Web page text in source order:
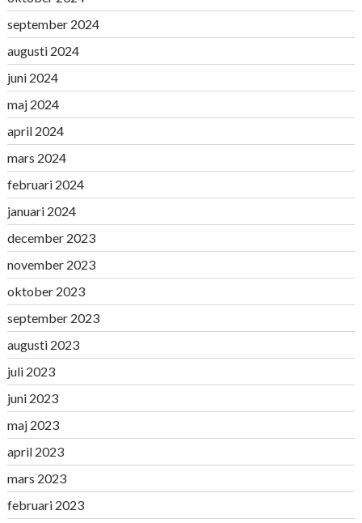
september 2024
augusti 2024
juni 2024
maj 2024
april 2024
mars 2024
februari 2024
januari 2024
december 2023
november 2023
oktober 2023
september 2023
augusti 2023
juli 2023
juni 2023
maj 2023
april 2023
mars 2023
februari 2023